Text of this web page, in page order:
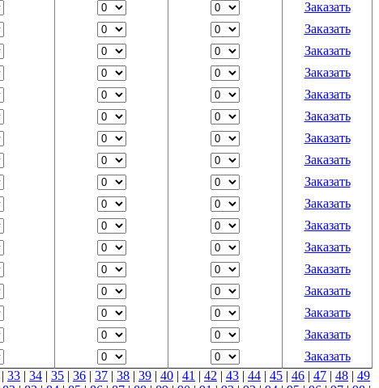
Заказать
Заказать
Заказать
Заказать
Заказать
Заказать
Заказать
Заказать
Заказать
Заказать
Заказать
Заказать
Заказать
Заказать
Заказать
Заказать
Заказать
| 33 | 34 | 35 | 36 | 37 | 38 | 39 | 40 | 41 | 42 | 43 | 44 | 45 | 46 | 47 | 48 | 49